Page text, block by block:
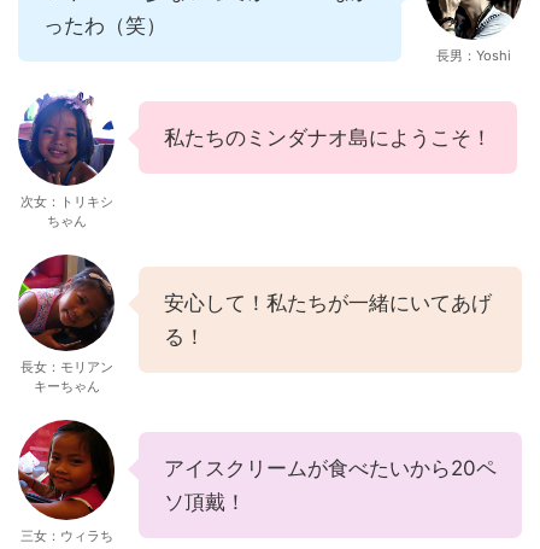
ったわ（笑）
長男：Yoshi
次女：トリキシ
ちゃん
私たちのミンダナオ島にようこそ！
長女：モリアン
キーちゃん
安心して！私たちが一緒にいてあげ
る！
三女：ウィラち
アイスクリームが食べたいから20ペ
ソ頂戴！